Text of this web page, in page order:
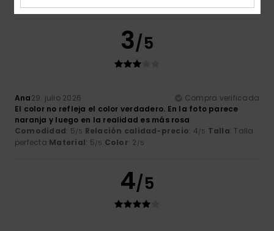
3/5
Ana29. julio 2026
Compra verificada
El color no refleja el color verdadero. En la foto parece
naranja y luego en la realidad es más rosa
Comodidad: 5/5 Relación calidad-precio: 4/5 Talla: Talla
perfecta Material: 5/5 Color: 2 /5
4/5